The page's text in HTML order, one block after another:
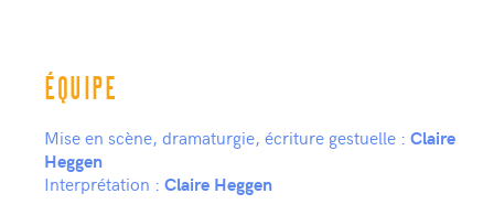
ÉQUIPE
Mise en scène, dramaturgie, écriture gestuelle : Claire
Heggen
Interprétation : Claire Heggen